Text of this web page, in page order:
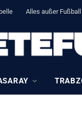
Alles außer Fußball